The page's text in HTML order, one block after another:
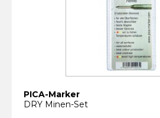
PICA-Marker
DRY Minen-Set